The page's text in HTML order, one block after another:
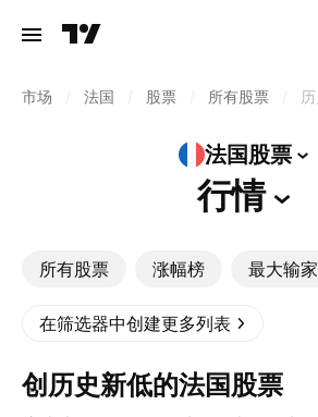
市场 法国 股票 所有股票
法国股票
行情
所有股票 涨幅榜 最大输家
在筛选器中创建更多列表
创历史新低的法国股票